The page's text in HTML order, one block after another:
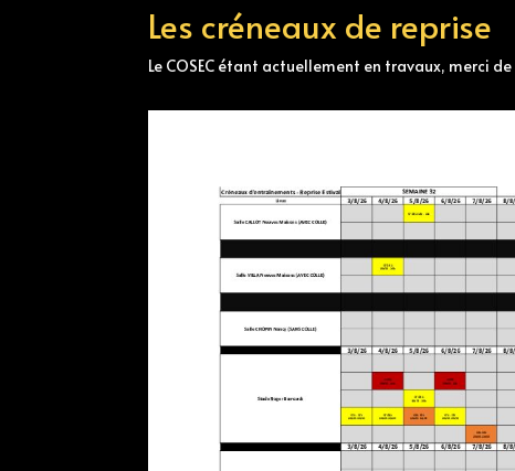
Les créneaux de reprise
Le COSEC étant actuellement en travaux, merci